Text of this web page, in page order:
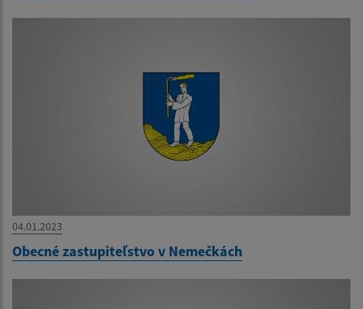
04.01.2023
Obecné zastupiteľstvo v Nemečkách